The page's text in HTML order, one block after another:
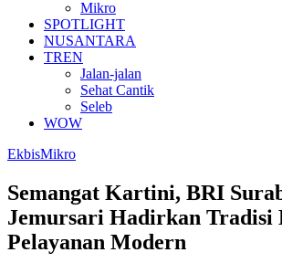
Mikro
SPOTLIGHT
NUSANTARA
TREN
Jalan-jalan
Sehat Cantik
Seleb
WOW
EkbisMikro
Semangat Kartini, BRI
Jemursari Hadirkan Tradisi
Pelayanan Modern